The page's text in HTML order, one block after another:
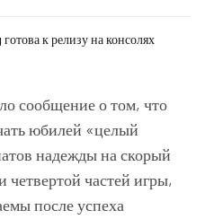
к релизу на консолях
сообщение о том, что
юбилей «целый
надежды на скорый
четвертой частей игры,
после успеха